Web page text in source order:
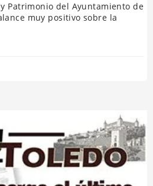
Patrimonio del Ayuntamiento de
muy positivo sobre la